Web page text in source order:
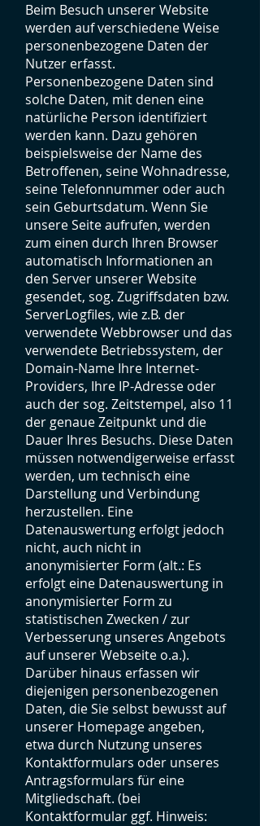
Beim Besuch unserer Website
werden auf verschiedene Weise
personenbezogene Daten der
Nutzer erfasst.
Personenbezogene Daten sind
solche Daten, mit denen eine
natürliche Person identifiziert
werden kann. Dazu gehören
beispielsweise der Name des
Betroffenen, seine Wohnadresse,
seine Telefonnummer oder auch
sein Geburtsdatum. Wenn Sie
unsere Seite aufrufen, werden
zum einen durch Ihren Browser
automatisch Informationen an
den Server unserer Website
gesendet, sog. Zugriffsdaten bzw.
ServerLogfiles, wie z.B. der
verwendete Webbrowser und das
verwendete Betriebssystem, der
Domain-Name Ihre Internet-
Providers, Ihre IP-Adresse oder
auch der sog. Zeitstempel, also 11
der genaue Zeitpunkt und die
Dauer Ihres Besuchs. Diese Daten
müssen notwendigerweise erfasst
werden, um technisch eine
Darstellung und Verbindung
herzustellen. Eine
Datenauswertung erfolgt jedoch
nicht, auch nicht in
anonymisierter Form (alt.: Es
erfolgt eine Datenauswertung in
anonymisierter Form zu
statistischen Zwecken / zur
Verbesserung unseres Angebots
auf unserer Webseite o.a.).
Darüber hinaus erfassen wir
diejenigen personenbezogenen
Daten, die Sie selbst bewusst auf
unserer Homepage angeben,
etwa durch Nutzung unseres
Kontaktformulars oder unseres
Antragsformulars für eine
Mitgliedschaft. (bei
Kontaktformular ggf. Hinweis: